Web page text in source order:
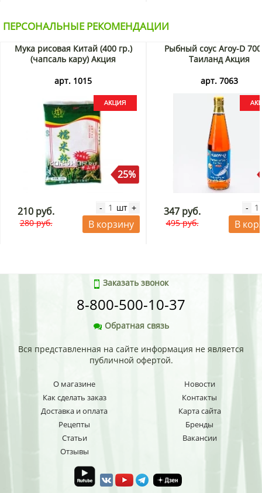
ПЕРСОНАЛЬНЫЕ РЕКОМЕНДАЦИИ
Мука рисовая Китай (400 гр.)
(чапсаль кару) Акция
арт. 1015
25%
210 руб.
280 руб.
- шт +
В корзину
Рыбный соус Aroy-D
Таиланд Акция
арт. 7063
347 руб.
495 руб.
-
В
Заказать звонок
8-800-500-10-37
Обратная связь
Вся представленная на сайте информация не является
публичной офертой.
О магазине
Как сделать заказ
Доставка и оплата
Рецепты
Статьи
Отзывы
Новости
Контакты
Карта сайта
Бренды
Вакансии